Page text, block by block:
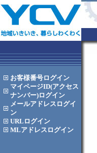
お客様番号ログイン
マイページID(アクセス
ナンバー)ログイン
メールアドレス ログイ
ン
URL ログイン
MLアドレス ログイン